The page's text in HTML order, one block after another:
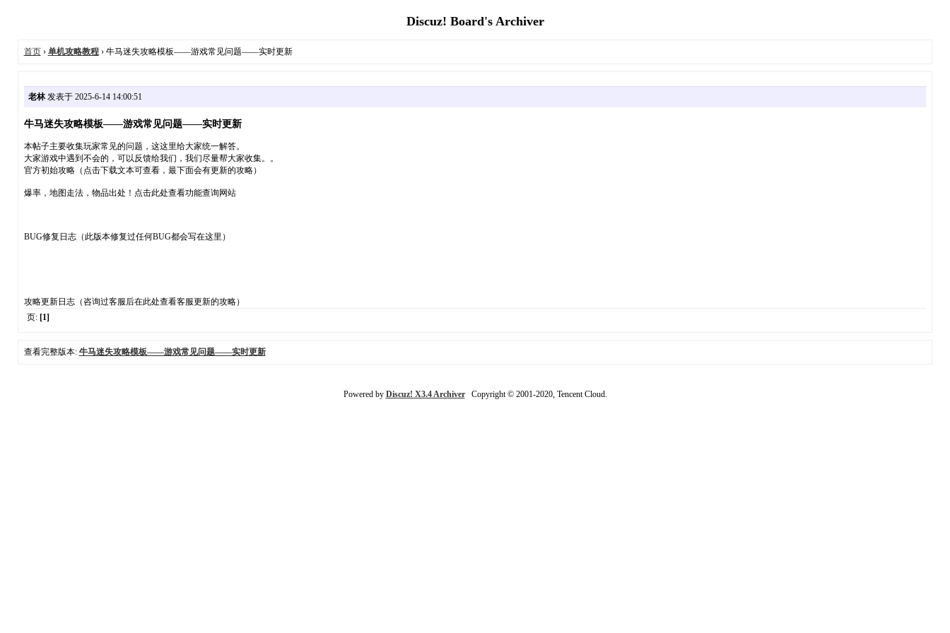
Discuz! Board's Archiver
首页› 单机攻略教程› 牛马迷失攻略模板——游戏常见问题——实时更新
老林发表于 2025-6-14 14:00:51
牛马迷失攻略模板——游戏常见问题——实时更新
本帖子主要收集玩家常见的问题，这这里给大家统一解答。
大家游戏中遇到不会的，可以反馈给我们，我们尽量帮大家收集。。
官方初始攻略（点击下载文本可查看，最下面会有更新的攻略）
爆率，地图走法，物品出处！点击此处查看功能查询网站
BUG修复日志（此版本修复过任何BUG都会写在这里）
攻略更新日志（咨询过客服后在此处查看客服更新的攻略）
页: [1]
查看完整版本: 牛马迷失攻略模板——游戏常见问题——实时更新
Powered by Discuz! X3.4 ArchiverCopyright © 2001-2020, Tencent Cloud.